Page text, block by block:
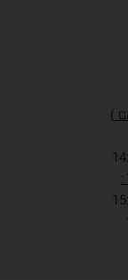
)
: